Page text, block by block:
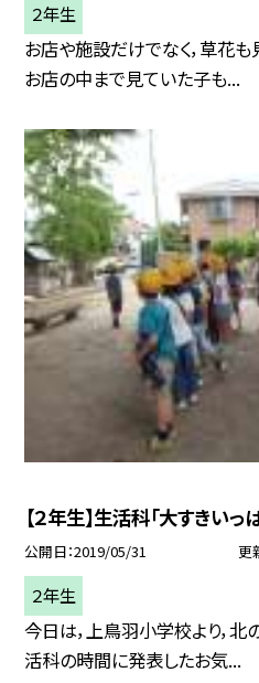
２年生
お店や施設だけでなく，草花
お店の中まで見ていた子も...
【２年生】生活科「大すきいっ
公開日 2019/05/31 更
２年生
今日は，上鳥羽小学校より，北
活科の時間に発表したお気...